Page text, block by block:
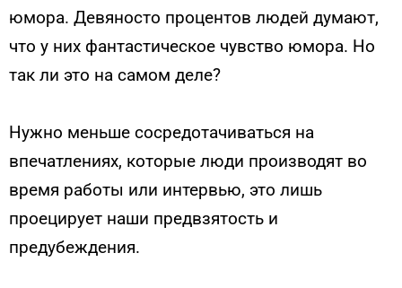
юмора. Девяносто процентов людей думают,
что у них фантастическое чувство юмора. Но
так ли это на самом деле?
Нужно меньше сосредотачиваться на
впечатлениях, которые люди производят во
время работы или интервью, это лишь
проецирует наши предвзятость и
предубеждения.